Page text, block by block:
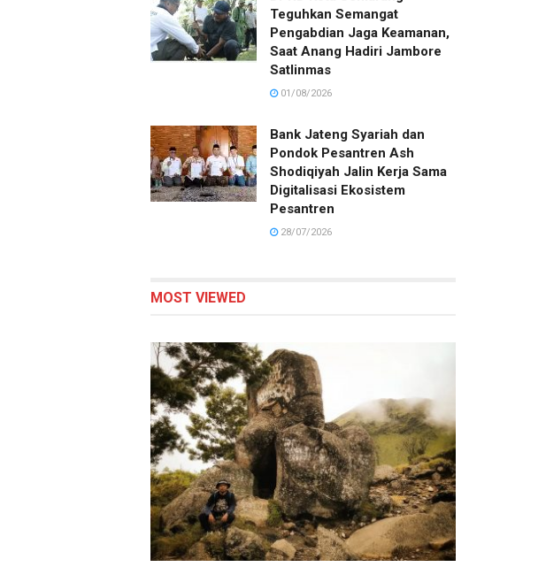
Teguhkan Semangat
Pengabdian Jaga Keamanan,
Saat Anang Hadiri Jambore
Satlinmas
01/08/2026
Bank Jateng Syariah dan
Pondok Pesantren Ash
Shodiqiyah Jalin Kerja Sama
Digitalisasi Ekosistem
Pesantren
28/07/2026
MOST VIEWED